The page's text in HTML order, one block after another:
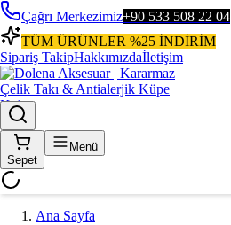
Çağrı Merkezimiz+90 533 508 22 04
TÜM ÜRÜNLER %25 İNDİRİM
Sipariş TakipHakkımızdaİletişim
Sepet
Menü
Ana Sayfa